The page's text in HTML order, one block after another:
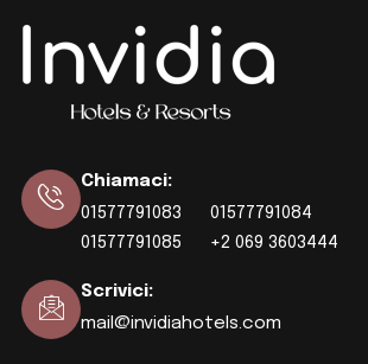
Chiamaci:
01577791083
01577791084
01577791085
+2 069 3603444
Scrivici:
mail@invidiahotels.com